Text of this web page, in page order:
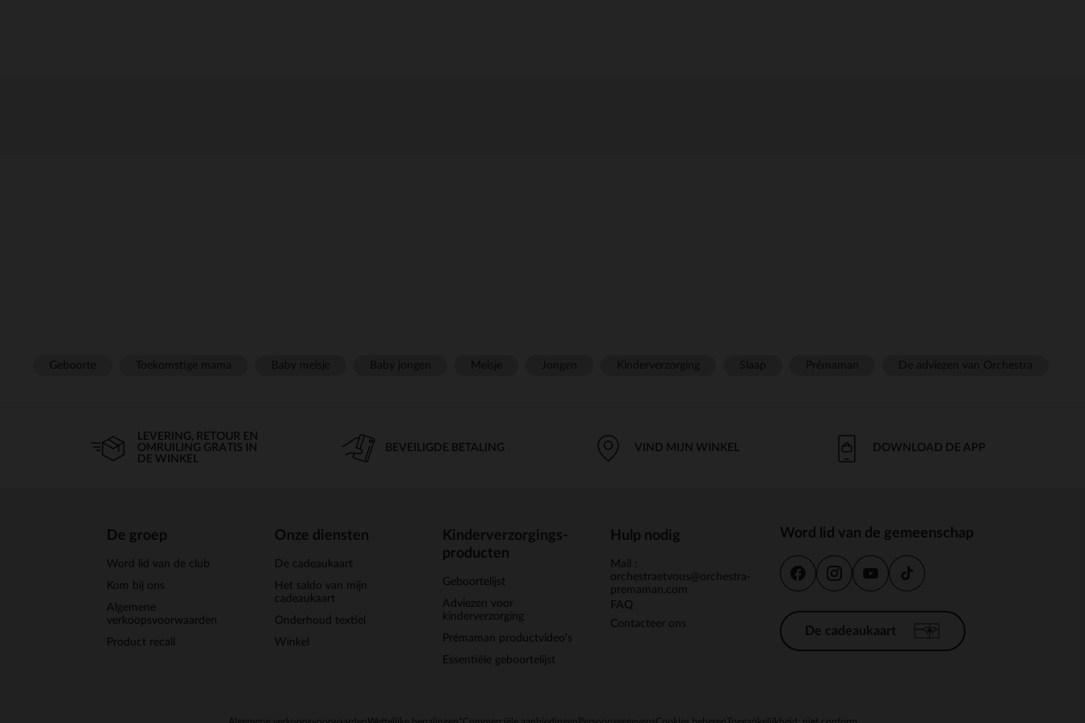
LEVERING, RETOUR EN
OMRUILING GRATIS IN
DE WINKEL
BEVEILIGDE BETALING VIND MIJN WINKEL DOWNLOAD DE APP
De groep
Word lid van de club
Kom bij ons
Algemene
verkoopsvoorwaarden
Product recall
Onze diensten
De cadeaukaart
Het saldo van mijn
cadeaukaart
Onderhoud textiel
Winkel
Kinderverzorgings-
producten
Geboortelijst
Adviezen voor
kinderverzorging
Prémaman productvideo's
Essentiële geboortelijst
Hulp nodig
Mail :
orchestraetvous@orchestra-
premaman.com
FAQ
Contacteer ons
Word lid van de gemeenschap
De cadeaukaart